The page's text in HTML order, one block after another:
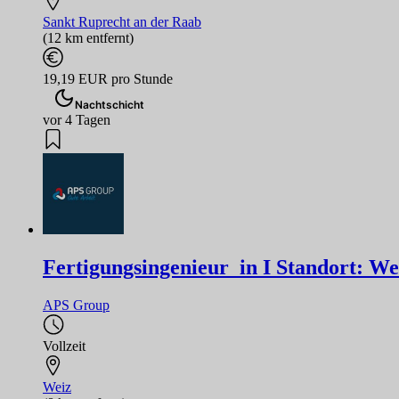
Sankt Ruprecht an der Raab
(12 km entfernt)
19,19 EUR pro Stunde
Nachtschicht
vor 4 Tagen
Fertigungsingenieur_in I Standort:
APS Group
Vollzeit
Weiz